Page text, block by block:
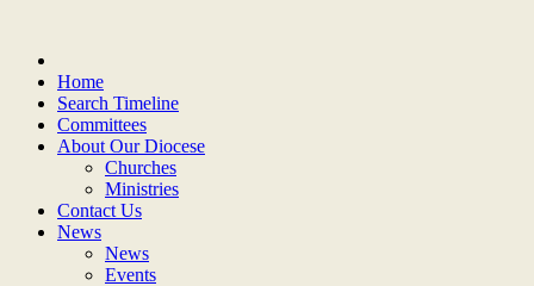
Home
Search Timeline
Committees
About Our Diocese
Churches
Ministries
Contact Us
News
News
Events